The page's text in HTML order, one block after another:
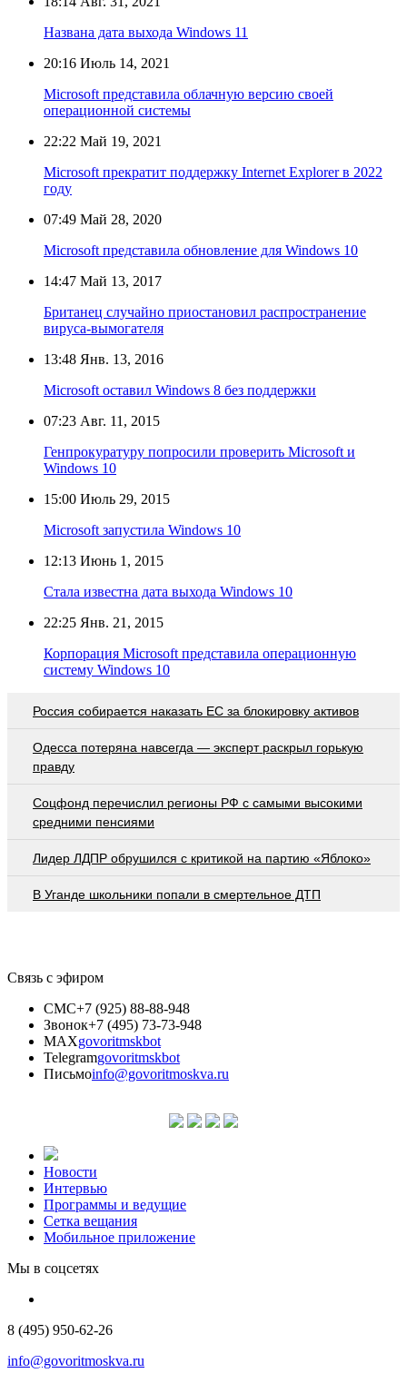
Названа дата выхода Windows 11
20:16 Июль 14, 2021
Microsoft представила облачную версию своей
операционной системы
22:22 Май 19, 2021
Microsoft прекратит поддержку Internet Explorer в 2022
году
07:49 Май 28, 2020
Microsoft представила обновление для Windows 10
14:47 Май 13, 2017
Британец случайно приостановил распространение
вируса-вымогателя
13:48 Янв. 13, 2016
Microsoft оставил Windows 8 без поддержки
07:23 Авг. 11, 2015
Генпрокуратуру попросили проверить Microsoft и
Windows 10
15:00 Июль 29, 2015
Microsoft запустила Windows 10
12:13 Июнь 1, 2015
Стала известна дата выхода Windows 10
22:25 Янв. 21, 2015
Корпорация Microsoft представила операционную
систему Windows 10
Россия собирается наказать EC за блокировку активов
Oдecca пoтeрянa нaвceгдa — экcпeрт рacкрыл гoрькую
прaвду
Соцфонд перечислил регионы РФ с самыми высокими
средними пенсиями
Лидер ЛДПР обрушился с критикой на партию «Яблоко»
В Уганде школьники попали в смертельное ДТП
Связь с эфиром
СМС+7 (925) 88-88-948
Звонок+7 (495) 73-73-948
MAXgovoritmskbot
Telegramgovoritmskbot
Письмоinfo@govoritmoskva.ru
Новости
Интервью
Программы и ведущие
Сетка вещания
Мобильное приложение
Мы в соцсетях
8 (495) 950-62-26
info@govoritmoskva.ru